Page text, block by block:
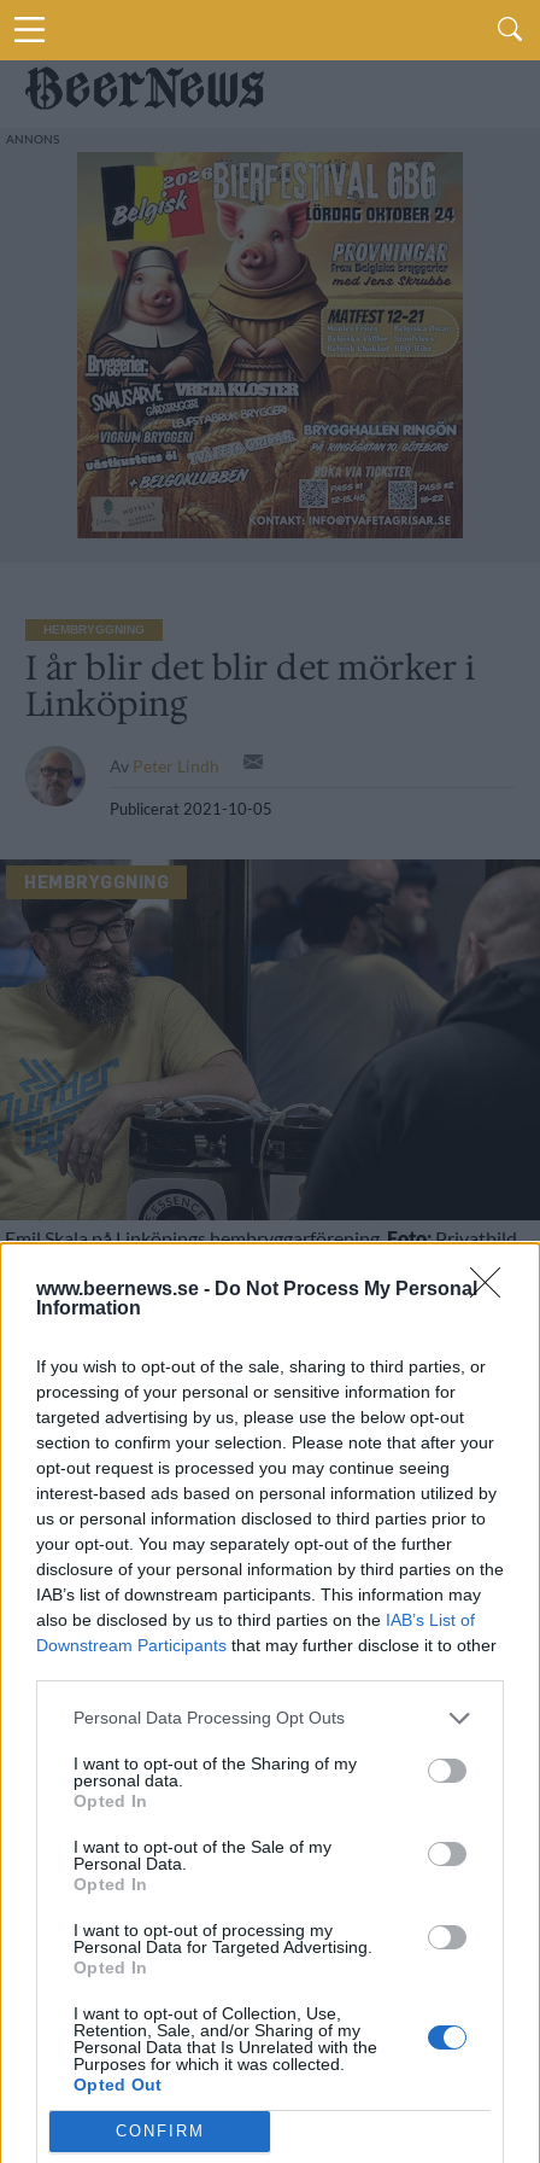
www.beernews.se - Do Not Process My Personal
Information
If you wish to opt-out of the sale, sharing to third parties, or
processing of your personal or sensitive information for
targeted advertising by us, please use the below opt-out
section to confirm your selection. Please note that after your
opt-out request is processed you may continue seeing
interest-based ads based on personal information utilized by
us or personal information disclosed to third parties prior to
your opt-out. You may separately opt-out of the further
disclosure of your personal information by third parties on the
IAB’s list of downstream participants. This information may
also be disclosed by us to third parties on the IAB’s List of
Downstream Participants that may further disclose it to other
Personal Data Processing Opt Outs
I want to opt-out of the Sharing of my
personal data.
Opted In
I want to opt-out of the Sale of my
Personal Data.
Opted In
I want to opt-out of processing my
Personal Data for Targeted Advertising.
Opted In
I want to opt-out of Collection, Use,
Retention, Sale, and/or Sharing of my
Personal Data that Is Unrelated with the
Purposes for which it was collected.
Opted Out
CONFIRM
HEMBRYGGNING
I år blir det blir det mörker i
Linköping
Av Peter Lindh
Publicerat 2021-10-05
HEMBRYGGNING
Emil Skala på Linköpings hembryggarförening.Foto:Privatbild
ölträffar igen och nu ska de arrangera en
hembryggartävling tävling där vinnaren får sitt öl
bryggt på Centralbryggeriet.
Varje år arrangerar Linköpings hembryggarförening
Novembermörkret, en hembryggartävling med
fokus på mörk öl. Förra året blev det ingen träff på
grund av pandemin men nu är det alltså på gång.
Tävlingen är öppen för alla och äger rum den 20
november i Folkungaskolans matsal i Linköping.
– Det är nytt för i år att vi är i nya större lokaler, då